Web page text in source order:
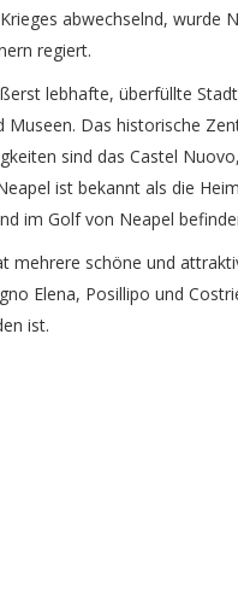
abwechselnd, wurde
regiert.
lebhafte, überfüllte
Museen. Das historische
sind das Castel
ist bekannt als die
im Golf von Neapel
mehrere schöne und
Elena, Posillipo und
ist.